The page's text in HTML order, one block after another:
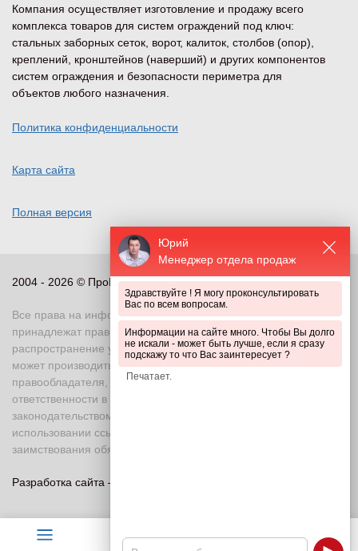
Юрий
Менеджер отдела продаж
Здравствуйте ! Я могу проконсультировать
Вас по всем вопросам.
Информации на сайте много. Чтобы Вы долго
не искали - может быть лучше, если я сразу
подскажу то что Вас заинтересует ?
Компания осуществляет изготовление и продажу всего
комплекса товаров для систем ограждений под ключ:
стальных заборных сеток, ворот, калиток, столбов (опор),
креплений, кронштейнов (наверший) и других компонентов
систем ограждения и безопасности периметра для
объектов любого назначения.
Политика конфиденциальности
Карта сайта
Полная версия
2004 - 2026 © ПроПериметр, все права защищены
Все права на информационные и иные материалы сайта
принадлежат правообладателю. Воспроизведение или
распространение указанных материалов в любой форме
может производиться только с письменного разрешения
правообладателя, в противном случае возможно применение
ответственности в соответствии с действующим
законодательством Российской Федерации. При
использовании ссылка на правообладателя и источник
заимствования обязательна
Разработка сайта —